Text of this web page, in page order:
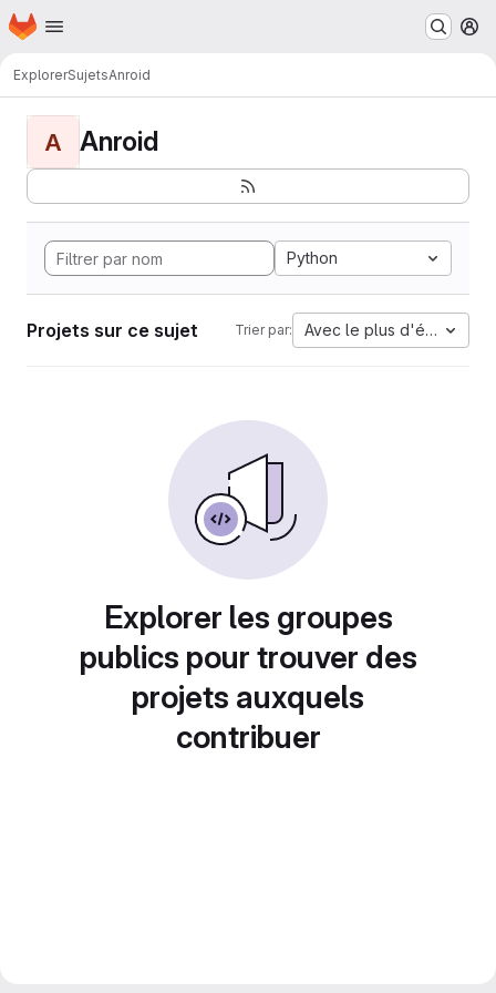
Passer au contenu principal
Page d'accueil
ExplorerSujetsAnroid
A Anroid
Python
Projets sur ce sujet Trier par: Avec le plus d'étoiles
Explorer les groupes
publics pour trouver des
projets auxquels
contribuer